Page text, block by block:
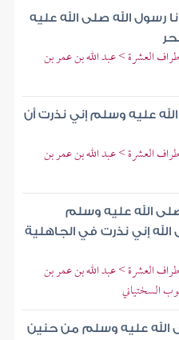
رسول الله صلى الله عليه
أطراف العشرة > عبد الله بن عمر بن
عليه وسلم إني نذرت أن
أطراف العشرة > عبد الله بن عمر بن
الله عليه وسلم
الله إني نذرت في الجاهلية
أطراف العشرة > عبد الله بن عمر بن
السختياني
الله عليه وسلم من حنين